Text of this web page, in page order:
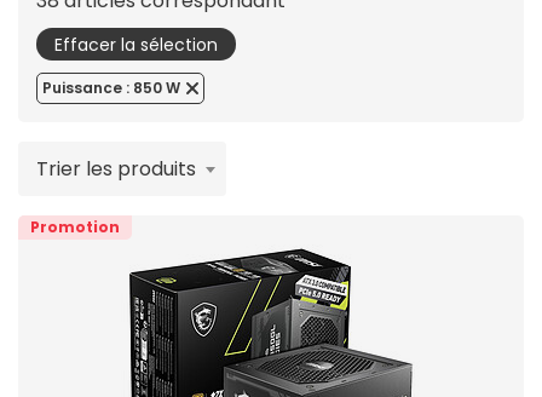
Effacer la sélection
Puissance : 850 W
Trier les produits
Promotion